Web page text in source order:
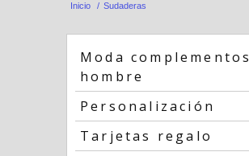
Inicio / Sudaderas
Moda complementos
hombre
Personalización
Tarjetas regalo